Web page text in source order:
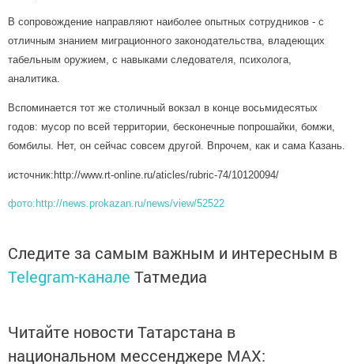
В сопровождение направляют наиболее опытных сотрудников - с
отличным знанием миграционного законодательства, владеющих
табельным оружием, с навыками следователя, психолога,
аналитика.
Вспоминается тот же столичный вокзал в конце восьмидесятых
годов: мусор по всей территории, бесконечные попрошайки, бомжи,
бомбилы. Нет, он сейчас совсем другой. Впрочем, как и сама Казань.
источник:http://www.rt-online.ru/aticles/rubric-74/10120094/
фото:http://news.prokazan.ru/news/view/52522
Следите за самым важным и интересным в
Telegram-канале Татмедиа
Читайте новости Татарстана в
национальном мессенджере MАХ: